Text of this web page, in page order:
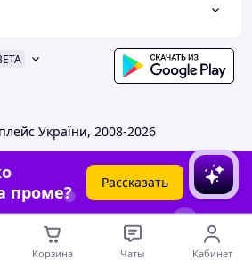
України, 2008-2026
проме?
Рассказать
Корзина Чаты Кабинет